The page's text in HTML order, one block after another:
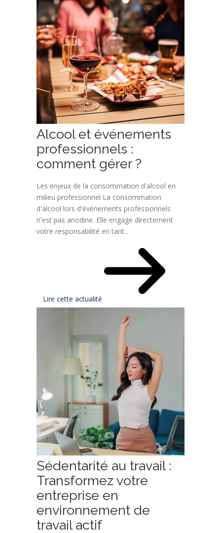
Alcool et événements
professionnels :
comment gérer ?
Les enjeux de la consommation d'alcool en
milieu professionnel La consommation
d'alcool lors d'événements professionnels
n'est pas anodine. Elle engage directement
votre responsabilité en tant...
Lire cette actualité
Sédentarité au travail :
Transformez votre
entreprise en
environnement de
travail actif